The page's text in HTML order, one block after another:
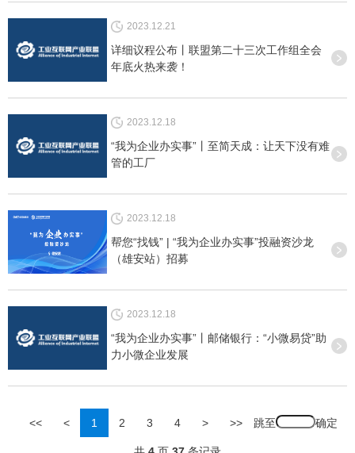
2023.12.21
详细议程公布丨联盟第二十三次工作组全会
年底火热来袭！
2023.12.18
“我为企业办实事”丨至简天成：让天下没有难
管的工厂
2023.12.18
帮您“找钱” | “我为企业办实事”投融资沙龙
（雄安站）招募
2023.12.18
“我为企业办实事”丨邮储银行：“小微易贷”助
力小微企业发展
<< < 1 2 3 4 > >> 跳至